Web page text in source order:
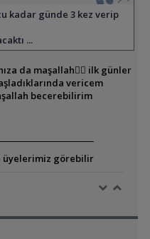
kadar günde 3 kez verip
...
da maşallah👍🏼 ilk günler
vericem
becerebilirim
üyelerimiz görebilir